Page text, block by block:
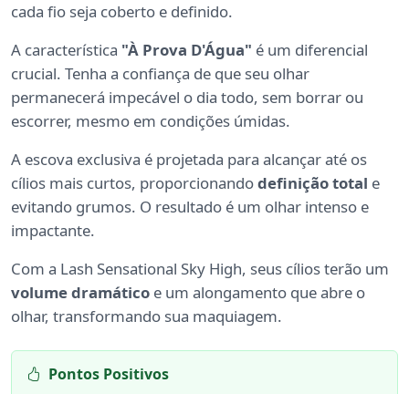
cada fio seja coberto e definido.
A característica "À Prova D'Água" é um diferencial
crucial. Tenha a confiança de que seu olhar
permanecerá impecável o dia todo, sem borrar ou
escorrer, mesmo em condições úmidas.
A escova exclusiva é projetada para alcançar até os
cílios mais curtos, proporcionandodefinição total e
evitando grumos. O resultado é um olhar intenso e
impactante.
Com a Lash Sensational Sky High, seus cílios terão um
volume dramático e um alongamento que abre o
olhar, transformando sua maquiagem.
Pontos Positivos